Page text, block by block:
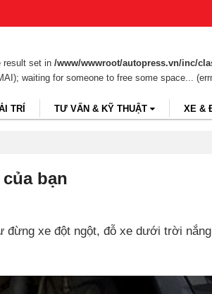
result set in /www/wwwroot/autopress.vn/inc/
waiting for someone to free some space...
TRÍ TƯ VẤN & KỸ THUẬT XE &
bạn
đừng xe đột ngột, đỗ xe dưới trời